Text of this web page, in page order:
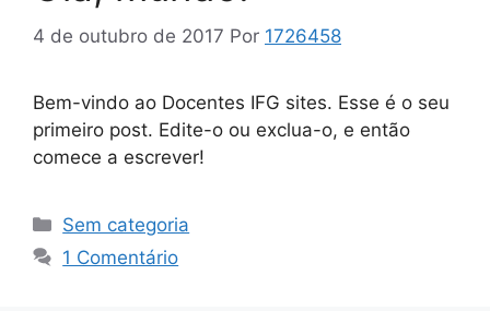
4 de outubro de 2017 Por 1726458
Bem-vindo ao Docentes IFG sites. Esse é o seu
primeiro post. Edite-o ou exclua-o, e então
comece a escrever!
Categorias
Sem categoria
1 Comentário